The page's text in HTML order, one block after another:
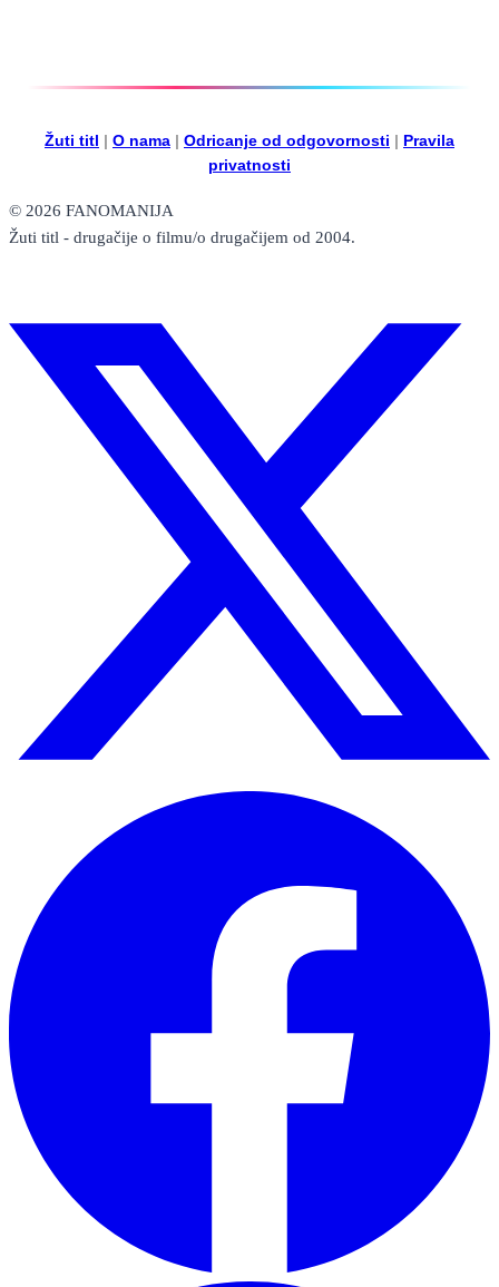
Žuti titl | O nama | Odricanje od odgovornosti | Pravila
privatnosti
© 2026 FANOMANIJA
Žuti titl - drugačije o filmu/o drugačijem od 2004.